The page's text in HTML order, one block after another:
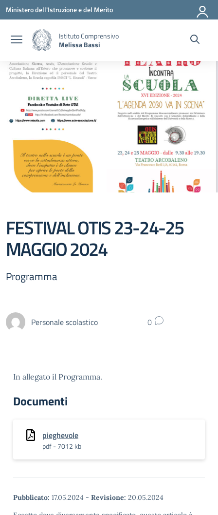
Vai ai contenuti
Vai al menu di navigazione
Vai al footer
Ministero dell'Istruzione e del Merito
Istituto Comprensivo
Melissa Bassi
FESTIVAL OTIS 23-24-25
MAGGIO 2024
Programma
Personale scolastico 0
In allegato il Programma.
Documenti
pieghevole
pdf - 7012 kb
Pubblicato: 17.05.2024 - Revisione: 20.05.2024